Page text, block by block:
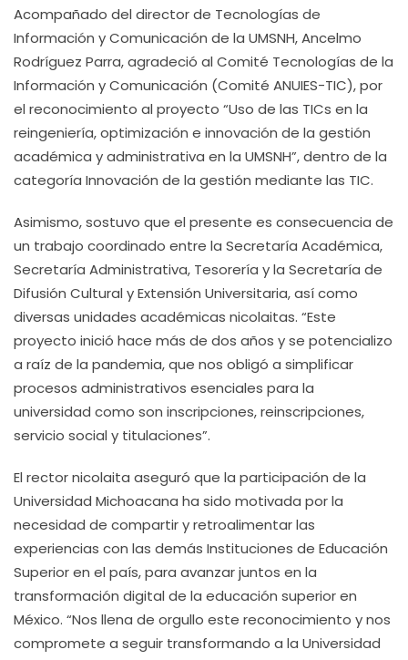
Acompañado del director de Tecnologías de
Información y Comunicación de la UMSNH, Ancelmo
Rodríguez Parra, agradeció al Comité Tecnologías de la
Información y Comunicación (Comité ANUIES-TIC), por
el reconocimiento al proyecto “Uso de las TICs en la
reingeniería, optimización e innovación de la gestión
académica y administrativa en la UMSNH”, dentro de la
categoría Innovación de la gestión mediante las TIC.
Asimismo, sostuvo que el presente es consecuencia de
un trabajo coordinado entre la Secretaría Académica,
Secretaría Administrativa, Tesorería y la Secretaría de
Difusión Cultural y Extensión Universitaria, así como
diversas unidades académicas nicolaitas. “Este
proyecto inició hace más de dos años y se potencializo
a raíz de la pandemia, que nos obligó a simplificar
procesos administrativos esenciales para la
universidad como son inscripciones, reinscripciones,
servicio social y titulaciones”.
El rector nicolaita aseguró que la participación de la
Universidad Michoacana ha sido motivada por la
necesidad de compartir y retroalimentar las
experiencias con las demás Instituciones de Educación
Superior en el país, para avanzar juntos en la
transformación digital de la educación superior en
México. “Nos llena de orgullo este reconocimiento y nos
compromete a seguir transformando a la Universidad